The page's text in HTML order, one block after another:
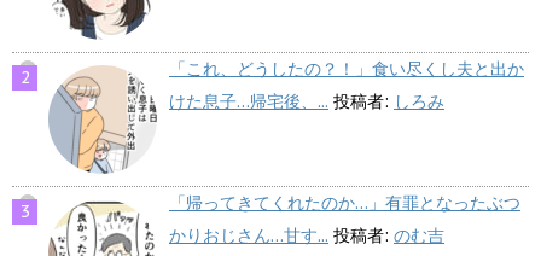
「これ、どうしたの？！」食い尽くし夫と出か
けた息子…帰宅後、... 投稿者: しろみ
「帰ってきてくれたのか…」有罪となったぶつ
かりおじさん…甘す... 投稿者: のむ吉